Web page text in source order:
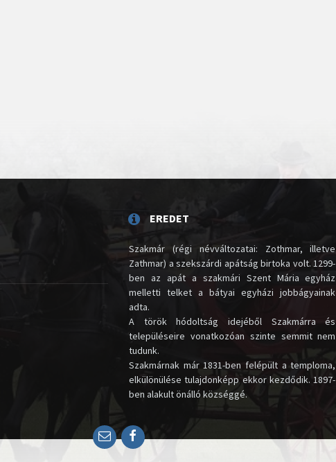
EREDET
Szakmár (régi névváltozatai: Zothmar, illetve
Zathmar) a szekszárdi apátság birtoka volt. 1299-
ben az apát a szakmári Szent Mária egyház
melletti telket a bátyai egyházi jobbágyainak
adta.
A török hódoltság idejéből Szakmárra és
településeire vonatkozóan szinte semmit nem
tudunk.
Szakmárnak már 1831-ben felépült a temploma,
elkülönülése tulajdonképp ekkor kezdődik. 1897-
ben alakult önálló községgé.
EmailFacebook